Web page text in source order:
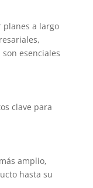
planes a largo
esenciales
clave para
amplio,
hasta su